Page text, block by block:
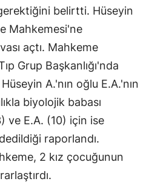
belirtti. Hüseyin
Mahkemesi'ne
açtı. Mahkeme
Grup Başkanlığı'nda
A.'nın oğlu E.A.'nın
biyolojik babası
ve E.A. (10) için ise
raporlandı.
2 kız çocuğunun